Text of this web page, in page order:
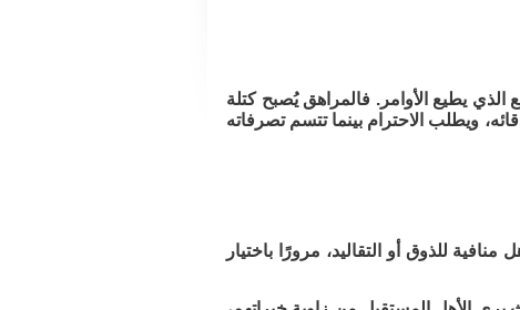
الذي يطيع الأوامر. فالمراهق يُصبح كتلة
ويطلب الاحترام بينما تتسم تصرفاته
للذوق أو التقاليد، مرورًا باختيار